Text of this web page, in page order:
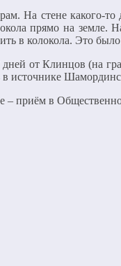
На стене
прямо на
в колокола. Это
дней от Клинцов (на
источнике
– приём в